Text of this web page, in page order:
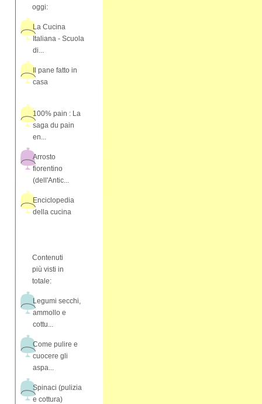
oggi:
La Cucina
Italiana - Scuola
di...
Il pane fatto in
casa
100% pain : La
saga du pain
en...
Arrosto
fiorentino
(dell'Antic...
Enciclopedia
della cucina
Contenuti
più visti in
totale:
Legumi secchi,
ammollo e
cottu...
Come pulire e
cuocere gli
aspa...
Spinaci (pulizia
e cottura)